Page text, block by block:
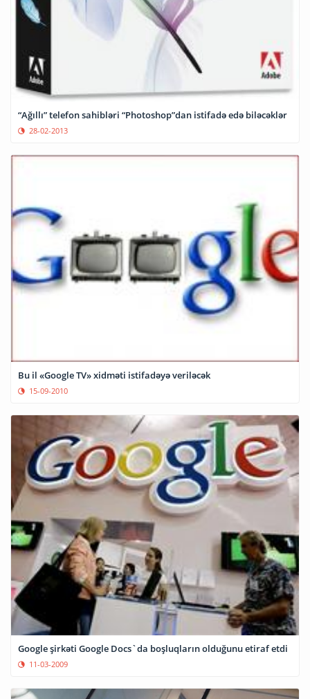
“Ağıllı” telefon sahibləri “Photoshop”dan istifadə edə biləcəklər
28-02-2013
Bu il «Google TV» xidməti istifadəyə veriləcək
15-09-2010
Google şirkəti Google Docs`da boşluqların olduğunu etiraf etdi
11-03-2009